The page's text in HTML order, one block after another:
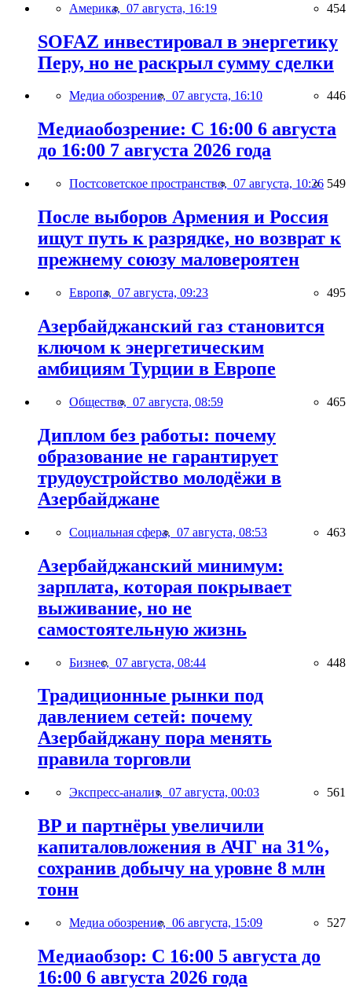
Америка, 07 августа, 16:19 454
SOFAZ инвестировал в энергетику
Перу, но не раскрыл сумму сделки
Медиа обозрение, 07 августа, 16:10 446
Медиаобозрение: С 16:00 6 августа
до 16:00 7 августа 2026 года
Постсоветское пространство, 07 августа, 10:26 549
После выборов Армения и Россия
ищут путь к разрядке, но возврат к
прежнему союзу маловероятен
Европа, 07 августа, 09:23 495
Азербайджанский газ становится
ключом к энергетическим
амбициям Турции в Европе
Общество, 07 августа, 08:59 465
Диплом без работы: почему
образование не гарантирует
трудоустройство молодёжи в
Азербайджане
Социальная сфера, 07 августа, 08:53 463
Азербайджанский минимум:
зарплата, которая покрывает
выживание, но не
самостоятельную жизнь
Бизнес, 07 августа, 08:44 448
Традиционные рынки под
давлением сетей: почему
Азербайджану пора менять
правила торговли
Экспресс-анализ, 07 августа, 00:03 561
BP и партнёры увеличили
капиталовложения в АЧГ на 31%,
сохранив добычу на уровне 8 млн
тонн
Медиа обозрение, 06 августа, 15:09 527
Медиаобзор: С 16:00 5 августа до
16:00 6 августа 2026 года